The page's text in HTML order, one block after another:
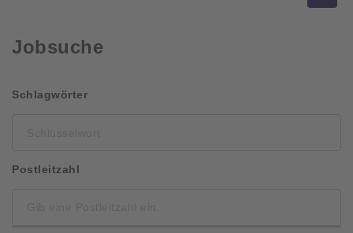
Jobsuche
SchlagwörterSchlüsselwort
Postleitzahl